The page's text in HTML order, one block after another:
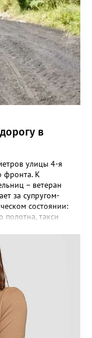
в
улицы 4-я
фронта. К
– ветеран
за супругом-
состоянии:
полотна, такси
до больного.
инстанции,
– всё тщетно»,
именно
отсыпали. Для